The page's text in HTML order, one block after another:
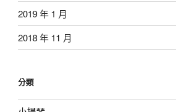
2019 年 1 月
2018 年 11 月
分類